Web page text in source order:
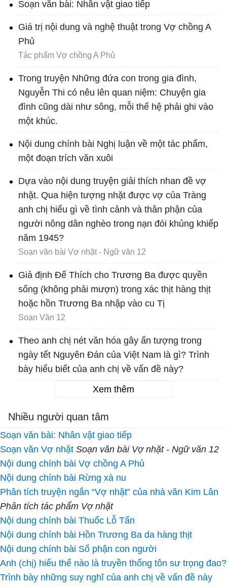
Soạn văn bài: Nhân vật giao tiếp
Giá trị nội dung và nghệ thuật trong Vợ chồng A
Phủ
Tác phẩm Vợ chồng A Phủ
Trong truyện Những đứa con trong gia đình,
Nguyễn Thi có nêu lên quan niệm: Chuyện gia
đình cũng dài như sông, mỗi thế hệ phải ghi vào
một khúc.
Nội dung chính bài Nghị luận về một tác phẩm,
một đoạn trích văn xuôi
Dựa vào nội dung truyện giải thích nhan đề vợ
nhặt. Qua hiện tượng nhặt được vợ của Tràng
anh chị hiểu gì về tình cảnh và thân phận của
người nông dân nghèo trong nạn đói khủng khiếp
năm 1945?
Soạn văn bài Vợ nhặt - Ngữ văn 12
Giả định Đế Thích cho Trương Ba được quyền
sống (không phải mượn) trong xác thịt hàng thịt
hoặc hồn Trương Ba nhập vào cu Tị
Soạn Văn 12
Theo anh chị nét văn hóa gây ấn tượng trong
ngày tết Nguyên Đán của Việt Nam là gì? Trình
bày hiểu biết của anh chị về vấn đề này?
Xem thêm
Nhiều người quan tâm
Soạn văn bài: Nhân vật giao tiếp
Soạn văn Vợ nhặt Soạn văn bài Vợ nhặt - Ngữ văn 12
Nội dung chính bài Vợ chồng A Phủ
Nội dung chính bài Rừng xà nu
Phân tích truyện ngắn “Vợ nhặt” của nhà văn Kim Lân
Phân tích tác phẩm Vợ nhặt
Nội dung chính bài Thuốc Lỗ Tấn
Nội dung chính bài Hồn Trương Ba da hàng thịt
Nội dung chính bài Số phận con người
Anh (chị) hiểu thế nào là truyền thống tôn sư trọng đao?
Trình bày những suy nghĩ của anh chị về vấn đề này